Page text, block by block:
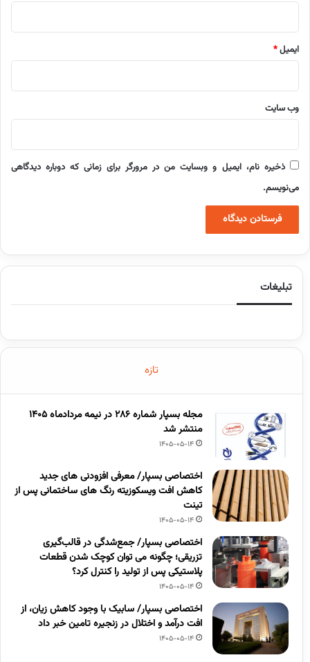
ایمیل*
وب‌ سایت
ذخیره نام، ایمیل و وبسایت من در مرورگر برای زمانی که دوباره دیدگاهی
می‌نویسم.
تبلیغات
تازه
مجله بسپار شماره 286 در نیمه مردادماه 1405
منتشر شد
1405-05-14
اختصاصی بسپار/ معرفی افزودنی های جدید
کاهش افت ویسکوزیته رنگ های ساختمانی پس از
تینت
1405-05-14
اختصاصی بسپار/ جمع‌شدگی در قالب‌گیری
تزریقی؛ چگونه می توان کوچک شدن قطعات
پلاستیکی پس از تولید را کنترل کرد؟
1405-05-14
اختصاصی بسپار/ سابیک با وجود کاهش زیان، از
افت درآمد و اختلال در زنجیره تامین خبر داد
1405-05-14